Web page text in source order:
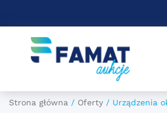
Strona główna / Oferty / Urządzenia